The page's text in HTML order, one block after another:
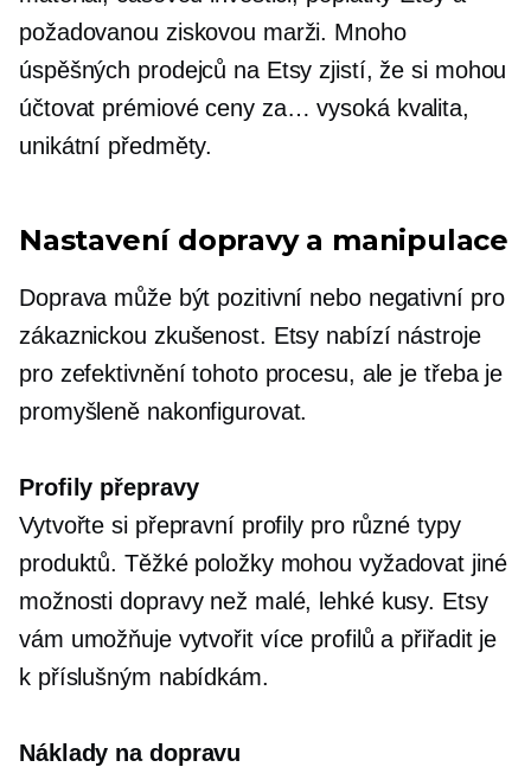
požadovanou ziskovou marži. Mnoho
úspěšných prodejců na Etsy zjistí, že si mohou
účtovat prémiové ceny za…vysoká kvalita,
unikátní předměty.
Nastavení dopravy a manipulace
Doprava může být pozitivní nebo negativní pro
zákaznickou zkušenost. Etsy nabízí nástroje
pro zefektivnění tohoto procesu, ale je třeba je
promyšleně nakonfigurovat.
Profily přepravy
Vytvořte si přepravní profily pro různé typy
produktů. Těžké položky mohou vyžadovat jiné
možnosti dopravy než malé, lehké kusy. Etsy
vám umožňuje vytvořit více profilů a přiřadit je
k příslušným nabídkám.
Náklady na dopravu